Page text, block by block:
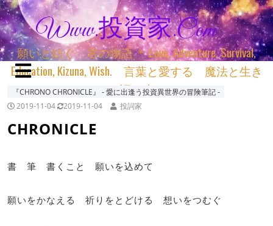
Www.投資家.com
願いと紡ぐ 君の物語 ＊ Love, Adventure, Survival,
Education, Kizuna, Wish. 言葉と愛する 魔法と生き
る 詞と生きる
『CHRONO CHRONICLE』 ‐ 愛に出逢う投資異世界の冒険筆記 ‐
2019-11-04
2019-11-04 投詞家
CHRONICLE
書 筆 書くこと 願いを込めて
願いをかなえる 祈りをとどける 想いをつむぐ